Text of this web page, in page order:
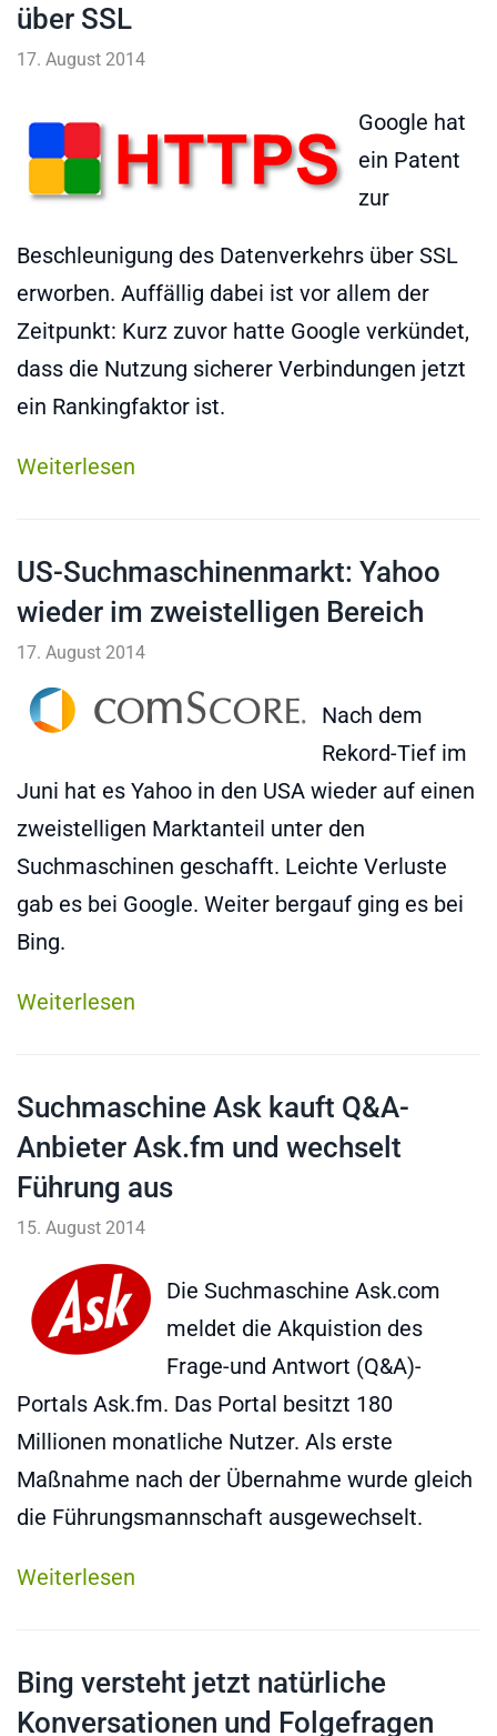
über SSL
17. August 2014
Google hat
ein Patent
zur
Beschleunigung des Datenverkehrs über SSL
erworben. Auffällig dabei ist vor allem der
Zeitpunkt: Kurz zuvor hatte Google verkündet,
dass die Nutzung sicherer Verbindungen jetzt
ein Rankingfaktor ist.
Weiterlesen
US-Suchmaschinenmarkt: Yahoo
wieder im zweistelligen Bereich
17. August 2014
Nach dem
Rekord-Tief im
Juni hat es Yahoo in den USA wieder auf einen
zweistelligen Marktanteil unter den
Suchmaschinen geschafft. Leichte Verluste
gab es bei Google. Weiter bergauf ging es bei
Bing.
Weiterlesen
Suchmaschine Ask kauft Q&A-
Anbieter Ask.fm und wechselt
Führung aus
15. August 2014
Die Suchmaschine Ask.com
meldet die Akquistion des
Frage-und Antwort (Q&A)-
Portals Ask.fm. Das Portal besitzt 180
Millionen monatliche Nutzer. Als erste
Maßnahme nach der Übernahme wurde gleich
die Führungsmannschaft ausgewechselt.
Weiterlesen
Bing versteht jetzt natürliche
Konversationen und Folgefragen